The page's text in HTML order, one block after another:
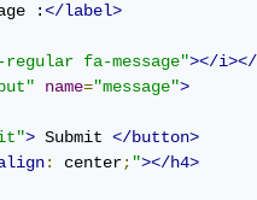
:</label>
fa-message"></
name="message">
> Submit </button>
: center; "></h4>